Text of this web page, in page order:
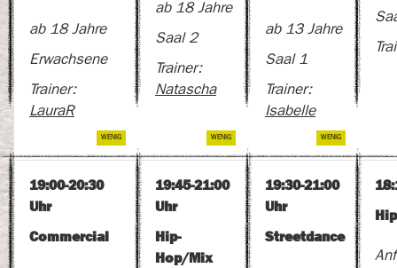
ab 18 Jahre
Erwachsene
Trainer:
LauraR
ab 18 Jahre
Saal 2
Trainer:
Natascha
ab 13 Jahre
Saal 1
Trainer:
Isabelle
19:00-20:30
Uhr
Commercial
19:45-21:00
Uhr
Hip-
Hop/Mix
19:30-21:00
Uhr
Streetdance